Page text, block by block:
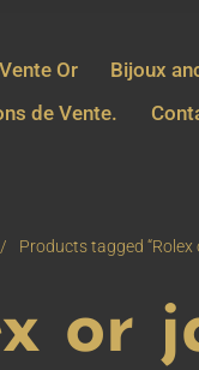
Or Bijoux
de Vente.
/ Products tagged “Rolex
or